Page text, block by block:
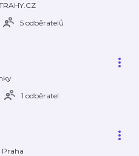
5 odběratelů
1 odběratel
Praha